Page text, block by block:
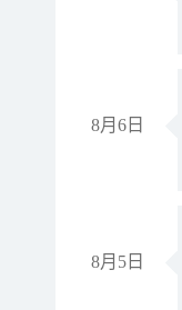
8月6日
8月5日